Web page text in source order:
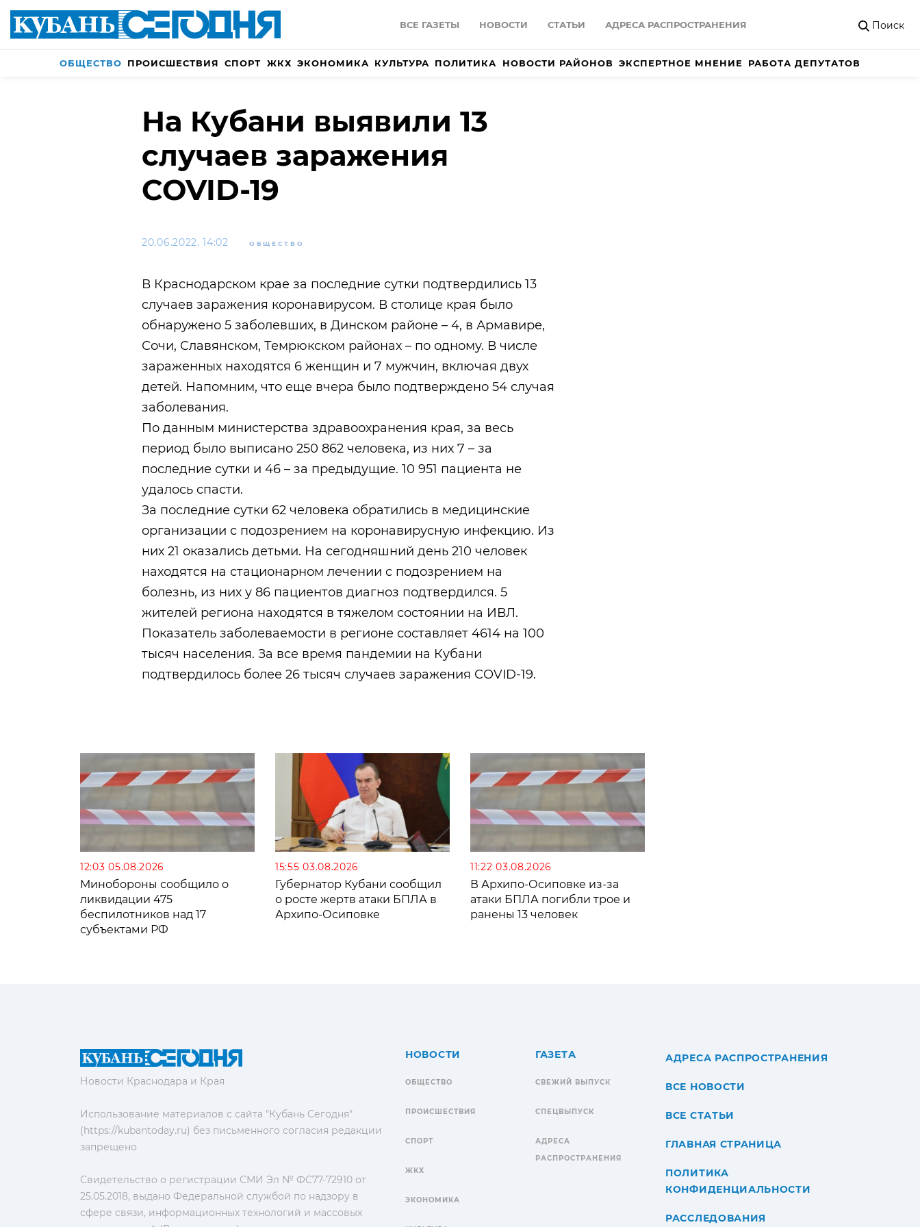
ВСЕ ГАЗЕТЫ НОВОСТИ СТАТЬИ АДРЕСА РАСПРОСТРАНЕНИЯ Поиск
ОБЩЕСТВО ПРОИСШЕСТВИЯ СПОРТ ЖКХ ЭКОНОМИКА КУЛЬТУРА ПОЛИТИКА НОВОСТИ РАЙОНОВ ЭКСПЕРТНОЕ МНЕНИЕ РАБОТА ДЕПУТАТОВ
На Кубани выявили 13
случаев заражения
COVID-19
20.06.2022, 14:02 ОБЩЕСТВО
В Краснодарском крае за последние сутки подтвердились 13
случаев заражения коронавирусом. В столице края было
обнаружено 5 заболевших, в Динском районе – 4, в Армавире,
Сочи, Славянском, Темрюкском районах – по одному. В числе
зараженных находятся 6 женщин и 7 мужчин, включая двух
детей. Напомним, что еще вчера было подтверждено 54 случая
заболевания.
По данным министерства здравоохранения края, за весь
период было выписано 250 862 человека, из них 7 – за
последние сутки и 46 – за предыдущие. 10 951 пациента не
удалось спасти.
За последние сутки 62 человека обратились в медицинские
организации с подозрением на коронавирусную инфекцию. Из
них 21 оказались детьми. На сегодняшний день 210 человек
находятся на стационарном лечении с подозрением на
болезнь, из них у 86 пациентов диагноз подтвердился. 5
жителей региона находятся в тяжелом состоянии на ИВЛ.
Показатель заболеваемости в регионе составляет 4614 на 100
тысяч населения. За все время пандемии на Кубани
подтвердилось более 26 тысяч случаев заражения COVID-19.
12:03 05.08.2026
Минобороны сообщило о
ликвидации 475
беспилотников над 17
субъектами РФ
15:55 03.08.2026
Губернатор Кубани сообщил
о росте жертв атаки БПЛА в
Архипо-Осиповке
11:22 03.08.2026
В Архипо-Осиповке из-за
атаки БПЛА погибли трое и
ранены 13 человек
Новости Краснодара и Края
Использование материалов с сайта "Кубань Сегодня"
(https://kubantoday.ru) без письменного согласия редакции
запрещено
Свидетельство о регистрации СМИ Эл № ФС77-72910 от
25.05.2018, выдано Федеральной службой по надзору в
сфере связи, информационных технологий и массовых
НОВОСТИ
ОБЩЕСТВО
ПРОИСШЕСТВИЯ
СПОРТ
ЖКХ
ЭКОНОМИКА
ГАЗЕТА
СВЕЖИЙ ВЫПУСК
СПЕЦВЫПУСК
АДРЕСА
РАСПРОСТРАНЕНИЯ
АДРЕСА РАСПРОСТРАНЕНИЯ
ВСЕ НОВОСТИ
ВСЕ СТАТЬИ
ГЛАВНАЯ СТРАНИЦА
ПОЛИТИКА
КОНФИДЕНЦИАЛЬНОСТИ
РАССЛЕДОВАНИЯ